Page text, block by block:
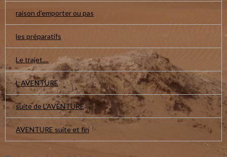
raison d'emporter ou pas
les préparatifs
Le trajet....
L AVENTURE
suite de L'AVENTURE
AVENTURE suite et fin